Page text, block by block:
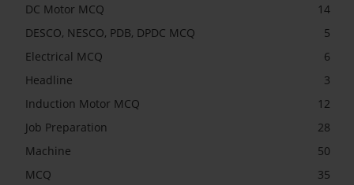
DC Motor MCQ
14
DESCO, NESCO, PDB, DPDC MCQ
5
Electrical MCQ
6
Headline
3
Induction Motor MCQ
12
Job Preparation
28
Machine
50
MCQ
35